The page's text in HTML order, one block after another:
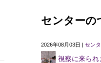
センターの
2026年08月03日 | セン
視察に来られ